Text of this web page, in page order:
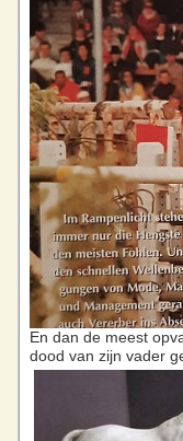
En dan de meest
dood van zijn vader